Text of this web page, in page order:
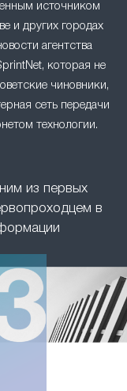
источником
и других городах
агентства
которая не
чиновники,
сеть передачи
технологии.
из первых
в